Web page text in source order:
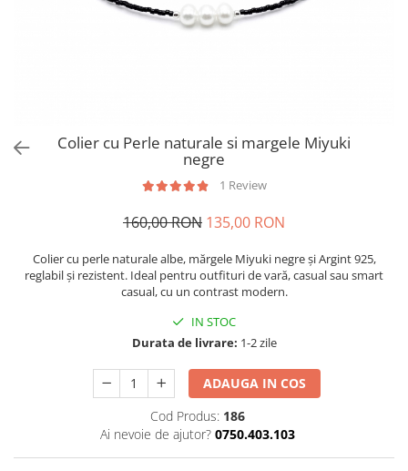
Coliere Transparente cu Stea
Coliere Transparente cu Soare
Coliere Transparente cu Flori
Coliere Transparente cu Animale
Coliere Transparente cu Pietre
Coliere Transparente Diverse
LĂNȚIȘOARE ARGINT
Lănțișoare cu Cruce
Lănțișoare cu Stea
Lănțișoare cu Soare
Lănțișoare cu Semilună
Lănțișoare cu Zodii
Lănțișoare cu Animale
Brățări din Argint cu pietre
Colier cu Perle naturale si margele Miyuki
negre
1 Review
160,00 RON 135,00 RON
Colier cu perle naturale albe, mărgele Miyuki negre și Argint 925,
reglabil și rezistent. Ideal pentru outfituri de vară, casual sau smart
casual, cu un contrast modern.
IN STOC
Durata de livrare: 1-2 zile
ADAUGA IN COS
Cod Produs: 186
Ai nevoie de ajutor? 0750.403.103